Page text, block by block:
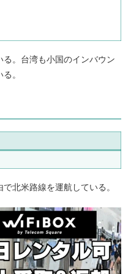
。台湾も小国のインバウン
。
北米路線を運航している。